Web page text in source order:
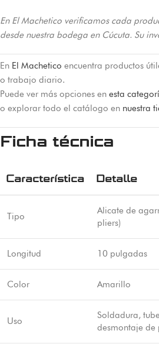
En El Machetico verificamos cada
desde nuestra bodega en Cúcuta. Su
En El Machetico encuentra productos
o trabajo diario.
Puede ver más opciones en esta
o explorar todo el catálogo en nuestra
Ficha técnica
Característica Detalle
Tipo
Alicate de
pliers)
Longitud 10 pulgadas
Color Amarillo
Uso
Soldadura,
desmontaje de